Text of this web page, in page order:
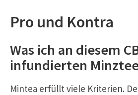
Pro und Kontra
Was ich an diesem
infundierten
Mintea erfüllt viele Kriterien.